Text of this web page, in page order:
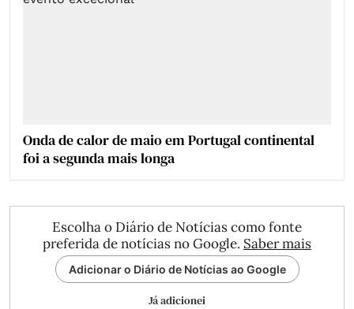
Onda de calor de maio em Portugal continental
foi a segunda mais longa
Escolha o Diário de Notícias como fonte
preferida de notícias no Google. Saber mais
Adicionar o Diário de Notícias ao Google
Já adicionei